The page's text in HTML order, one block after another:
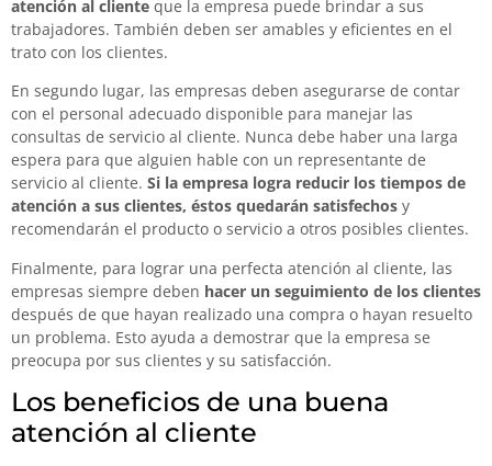
atención al cliente que la empresa puede brindar a sus
trabajadores. También deben ser amables y eficientes en el
trato con los clientes.
En segundo lugar, las empresas deben asegurarse de contar
con el personal adecuado disponible para manejar las
consultas de servicio al cliente. Nunca debe haber una larga
espera para que alguien hable con un representante de
servicio al cliente. Si la empresa logra reducir los tiempos de
atención a sus clientes, éstos quedarán satisfechos y
recomendarán el producto o servicio a otros posibles clientes.
Finalmente, para lograr una perfecta atención al cliente, las
empresas siempre deben hacer un seguimiento de los clientes
después de que hayan realizado una compra o hayan resuelto
un problema. Esto ayuda a demostrar que la empresa se
preocupa por sus clientes y su satisfacción.
Los beneficios de una buena
atención al cliente